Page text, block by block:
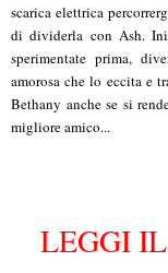
scarica elettrica
di dividerla con Ash.
sperimentate prima,
amorosa che lo eccita e
Bethany anche se si
migliore amico...
LEGGI